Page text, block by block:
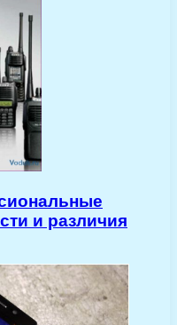
и различия